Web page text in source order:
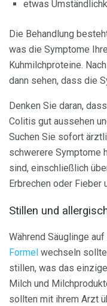
etwas
Die Behandlung
was die Symptome
Kuhmilchproteine.
dann sehen, dass die
Denken Sie daran,
Colitis gut aussehen
Suchen Sie sofort
schwerere Symptome
sind, einschließlich
Erbrechen oder Fieber
Stillen und
Während Säuglinge
Formel wechseln
stillen, was das
Milch und
sollten mit ihrem Arzt